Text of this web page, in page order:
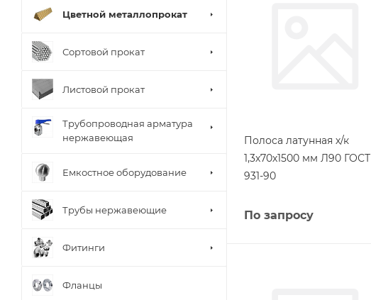
Полоса латунная х/к
1,3х70х1500 мм Л90 ГОСТ
931-90
По запросу
Цветной металлопрокат
Сортовой прокат
Листовой прокат
Трубопроводная арматура
нержавеющая
Емкостное оборудование
Трубы нержавеющие
Фитинги
Фланцы